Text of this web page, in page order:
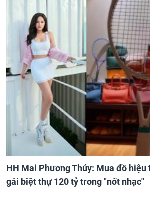
HH Mai Phương Thúy: Mua đồ hiệu
gái biệt thự 120 tỷ trong "nốt nhạc"